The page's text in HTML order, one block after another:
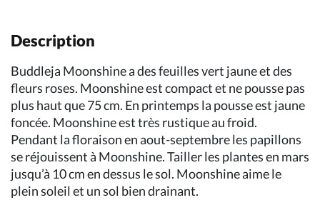
Description
Buddleja Moonshine a des feuilles vert jaune et des
fleurs roses. Moonshine est compact et ne pousse pas
plus haut que 75 cm. En printemps la pousse est jaune
foncée. Moonshine est très rustique au froid.
Pendant la floraison en aout-septembre les papillons
se réjouissent à Moonshine. Tailler les plantes en mars
jusqu’à 10 cm en dessus le sol. Moonshine aime le
plein soleil et un sol bien drainant.